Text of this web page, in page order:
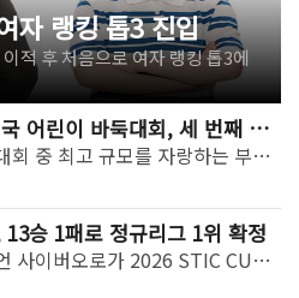
자 랭킹 톱3 진입
적 후 처음으로 여자 랭킹 톱3에
부라보콘 전국 어린이 바둑대회, 세 번째 대회 개막
어린이 바둑대회 중 최고 규모를 자랑하는 부라보콘 전국 어린이 바둑대회가 부산 지역대회를 시작으로 3개월 대장정에 돌입한다.
승 1패로 정규리그 1위 확정
디펜딩 챔피언 사이버오로가 2026 STIC CUP 챌린지 바둑리그 정규리그를 1위로 마쳤다.